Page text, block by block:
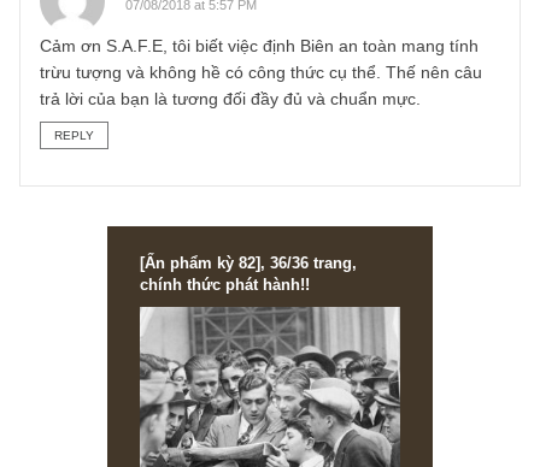
Đó là kinh nghiệm của chúng tôi, trên thực tế, việc xác
biên an toàn để mua không hề dễ dàng. Đó là lí do lĩnh
đầu tư là một môn khoa học kết hợp với nghệ thuật nhiều
hơn chỉ là các công thức thuần chủng.
Cám ơn câu hỏi của anh lần nữa và chúc anh thành công
anh
07/08/2018 at 5:57 PM
Cảm ơn S.A.F.E, tôi biết việc định Biên an toàn mang tính
trừu tượng và không hề có công thức cụ thể. Thế nên câu
trả lời của bạn là tương đối đầy đủ và chuẩn mực.